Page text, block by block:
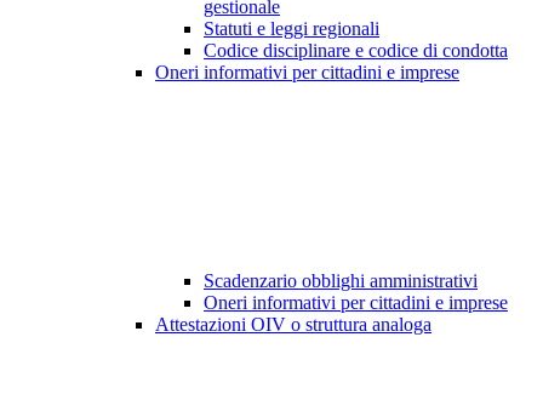
gestionale
Statuti e leggi regionali
Codice disciplinare e codice di condotta
Oneri informativi per cittadini e imprese
Scadenzario obblighi amministrativi
Oneri informativi per cittadini e imprese
Attestazioni OIV o struttura analoga